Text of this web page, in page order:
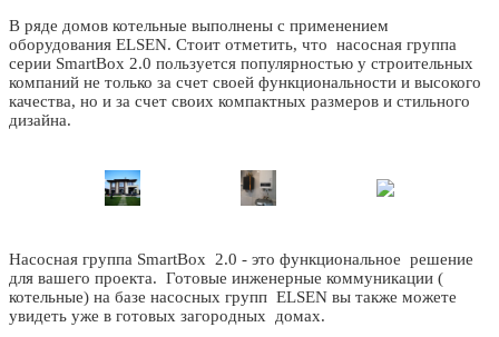
В ряде домов котельные выполнены с применением
оборудования ELSEN. Стоит отметить, что насосная группа
серии SmartBox 2.0 пользуется популярностью у строительных
компаний не только за счет своей функциональности и высокого
качества, но и за счет своих компактных размеров и стильного
дизайна.
Насосная группа SmartBox 2.0 - это функциональное решение
для вашего проекта. Готовые инженерные коммуникации (
котельные) на базе насосных групп ELSEN вы также можете
увидеть уже в готовых загородных домах.